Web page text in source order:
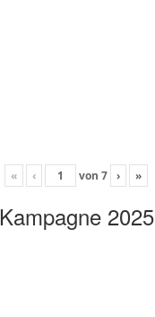
« ‹ von 7 › »
Kampagne 2025